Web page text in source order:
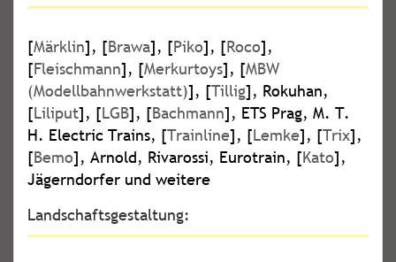
[Märklin], [Brawa], [Piko], [Roco],
[Fleischmann], [Merkurtoys], [MBW
(Modellbahnwerkstatt)], [Tillig], Rokuhan,
[Liliput], [LGB], [Bachmann], ETS Prag, M. T.
H. Electric Trains, [Trainline], [Lemke], [Trix],
[Bemo], Arnold, Rivarossi, Eurotrain, [Kato],
Jägerndorfer und weitere
Landschaftsgestaltung: